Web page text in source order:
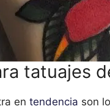
tatuajes
en tendencia son